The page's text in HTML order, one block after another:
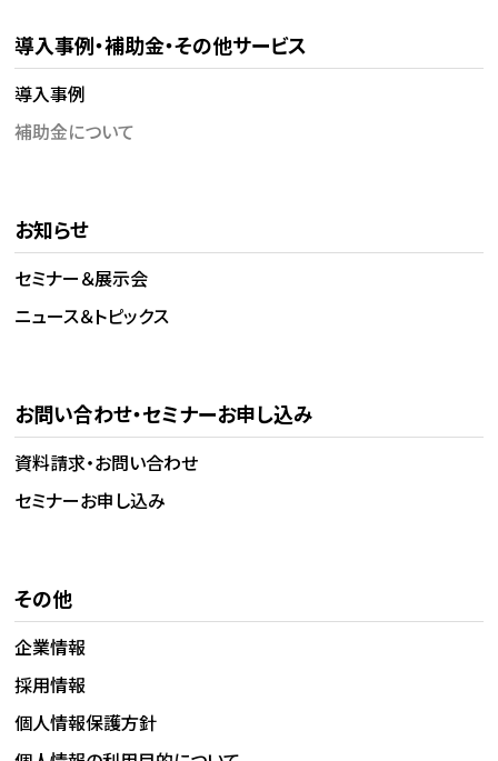
導入事例・補助金・その他サービス
導入事例
補助金について
お知らせ
セミナー＆展示会
ニュース＆トピックス
お問い合わせ・セミナーお申し込み
資料請求・お問い合わせ
セミナーお申し込み
その他
企業情報
採用情報
個人情報保護方針